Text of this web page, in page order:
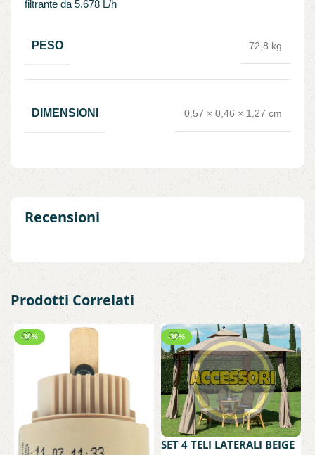
filtrante da 5.678 L/h
PESO 72,8 kg
DIMENSIONI 0,57 × 0,46 × 1,27 cm
Recensioni
Prodotti Correlati
-30% -30%
SET 4 TELI LATERALI BEIGE